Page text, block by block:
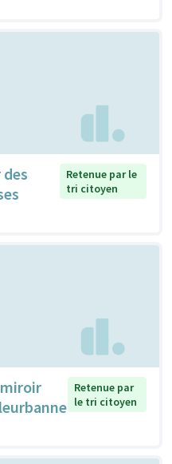
Retenue par le
tri citoyen
Retenue par
le tri citoyen